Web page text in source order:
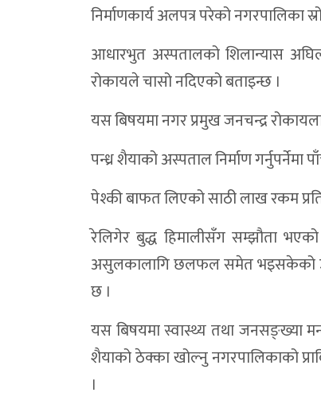
निर्माणकार्य अलपत्र परेको नगरपालिका
आधारभुत अस्पतालको शिलान्यास
रोकायले चासो नदिएको बताइन्छ ।
यस बिषयमा नगर प्रमुख जनचन्द्र
पन्ध्र शैयाको अस्पताल निर्माण
पेश्की बाफत लिएको साठी लाख रकम
रेलिगेर बुद्ध हिमालीसँग सम्झौता
असुलकालागि छलफल समेत भइसकेको
छ ।
यस बिषयमा स्वास्थ्य तथा जनसङ्ख्या
शैयाको ठेक्का खोल्नु नगरपालिकाको
।